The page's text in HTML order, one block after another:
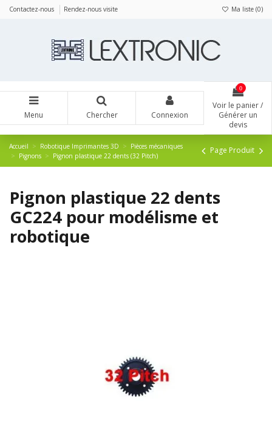
Contactez-nous Rendez-nous visite Ma liste (0)
Menu Chercher Connexion
0
Voir le panier /
Générer un
devis
Accueil Robotique Imprimantes 3D
Pièces mécaniques
Pignons
Pignon plastique 22 dents (32 Pitch)
Page Produit
Pignon plastique 22 dents
GC224 pour modélisme et
robotique
Panneau de gestion des cookies